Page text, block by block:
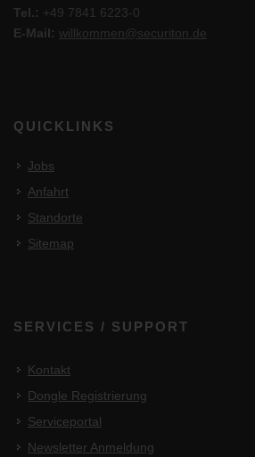
Tel.: +49 7841 6223-0
E-Mail: willkommen@securiton.de
QUICKLINKS
Jobs
Anfahrt
Standorte
Sitemap
SERVICES / SUPPORT
Kontakt
Dongle Registrierung
Serviceportal
Newsletter Anmeldung